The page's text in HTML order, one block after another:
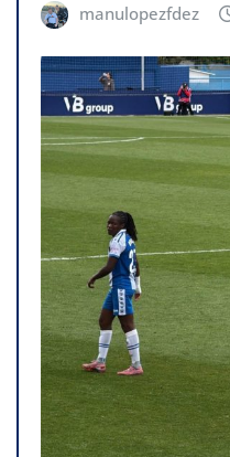
manulopezfdez